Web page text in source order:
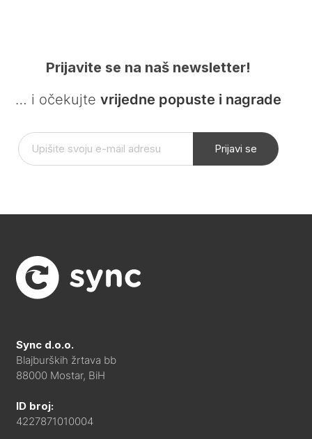
Prijavite se na naš newsletter!
… i očekujte vrijedne popuste i nagrade
Prijavi se
Sync d.o.o.
Blajburških žrtava bb
88000 Mostar, BiH
ID broj:
4227871010004